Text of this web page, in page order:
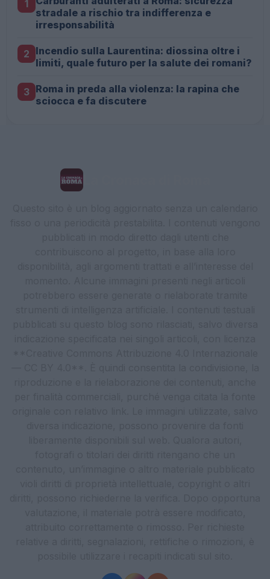
1
stradale a rischio tra indifferenza e
irresponsabilità
2 Incendio sulla Laurentina: diossina oltre i
limiti, quale futuro per la salute dei romani?
3 Roma in preda alla violenza: la rapina che
sciocca e fa discutere